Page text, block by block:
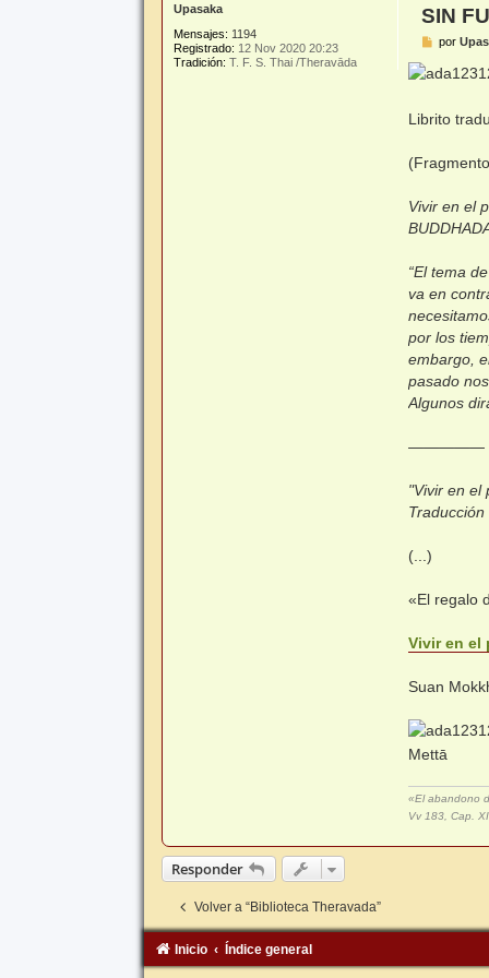
Upasaka
Mensajes: 1194
Registrado: 12 Nov 2020 20:23
Tradición: T. F. S. Thai /Theravāda
SIN
M
n
s
j
e
por
Librito
Vivir en el
“El tema
va en
por los
embargo,
pasado
Algunos
—————
"Vivir en el
(...)
«El regalo
Vivir en el
Suan
Mettā
«El abandono
Vv 183, Cap.
Responder
Volver a “Biblioteca Theravada”
Inicio Índice general